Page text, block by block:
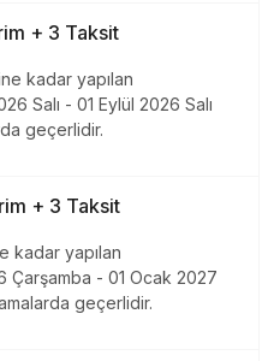
+ 3 Taksit
kadar yapılan
Salı - 01 Eylül 2026 Salı
geçerlidir.
+ 3 Taksit
kadar yapılan
Çarşamba - 01 Ocak 2027
geçerlidir.